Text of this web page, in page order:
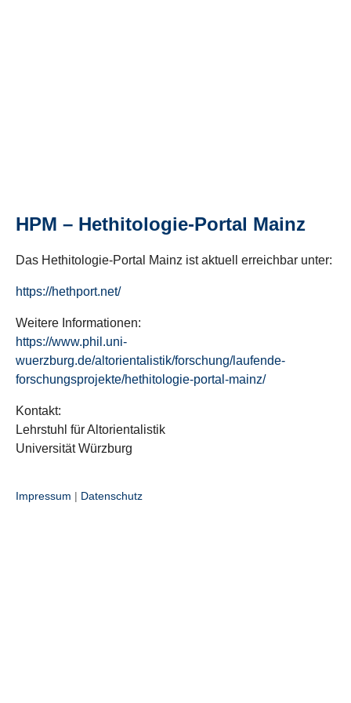
HPM – Hethitologie-Portal Mainz
Das Hethitologie-Portal Mainz ist aktuell erreichbar unter:
https://hethport.net/
Weitere Informationen:
https://www.phil.uni-
wuerzburg.de/altorientalistik/forschung/laufende-
forschungsprojekte/hethitologie-portal-mainz/
Kontakt:
Lehrstuhl für Altorientalistik
Universität Würzburg
Impressum | Datenschutz